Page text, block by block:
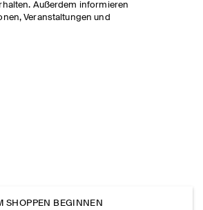
Außerdem informieren
Veranstaltungen und
SHOPPEN BEGINNEN